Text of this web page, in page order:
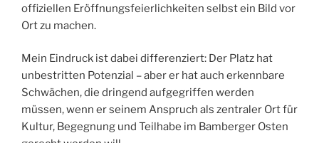
offiziellen Eröffnungsfeierlichkeiten selbst ein Bild vor
Ort zu machen.
Mein Eindruck ist dabei differenziert: Der Platz hat
unbestritten Potenzial – aber er hat auch erkennbare
Schwächen, die dringend aufgegriffen werden
müssen, wenn er seinem Anspruch als zentraler Ort für
Kultur, Begegnung und Teilhabe im Bamberger Osten